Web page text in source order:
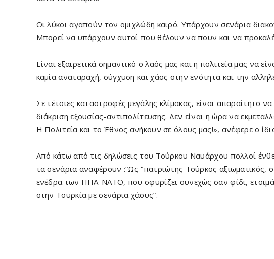
Οι λύκοι αγαπούν τον ομιχλώδη καιρό. Υπάρχουν σενάρια
Μπορεί να υπάρχουν αυτοί που θέλουν να πουν και να
Είναι εξαιρετικά σημαντικό ο λαός μας και η πολιτεία μας να
καμία αναταραχή, σύγχυση και χάος στην ενότητα και την
Σε τέτοιες καταστροφές μεγάλης κλίμακας, είναι απαραίτητο
διάκριση εξουσίας-αντιπολίτευσης. Δεν είναι η ώρα να
Η Πολιτεία και το Έθνος ανήκουν σε όλους μας!», ανέφερε ο
Από κάτω από τις δηλώσεις του Τούρκου Ναυάρχου πολλοί
τα σενάρια αναφέρουν :“Ως “πατριώτης Τούρκος αξιωματικός,
ενέδρα των ΗΠΑ-ΝΑΤΟ, που σφυρίζει συνεχώς σαν φίδι,
στην Τουρκία με σενάρια χάους”.